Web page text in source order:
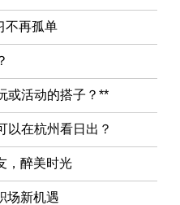
不再孤单
或活动的搭子？**
以在杭州看日出？
，醉美时光
场新机遇